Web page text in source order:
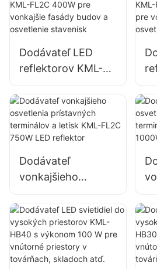
KML-FL2C 200W
LED reflektor
Dodávateľ LED
reflektorov KML-
FL2C 400W pre
vonkajšie fasády
budov a osvetlenie
stavenísk
Dodávateľ
vonkajšieho
osvetlenia
prístavných
terminálov a letísk
KML-FL2C 750W
LED reflektor